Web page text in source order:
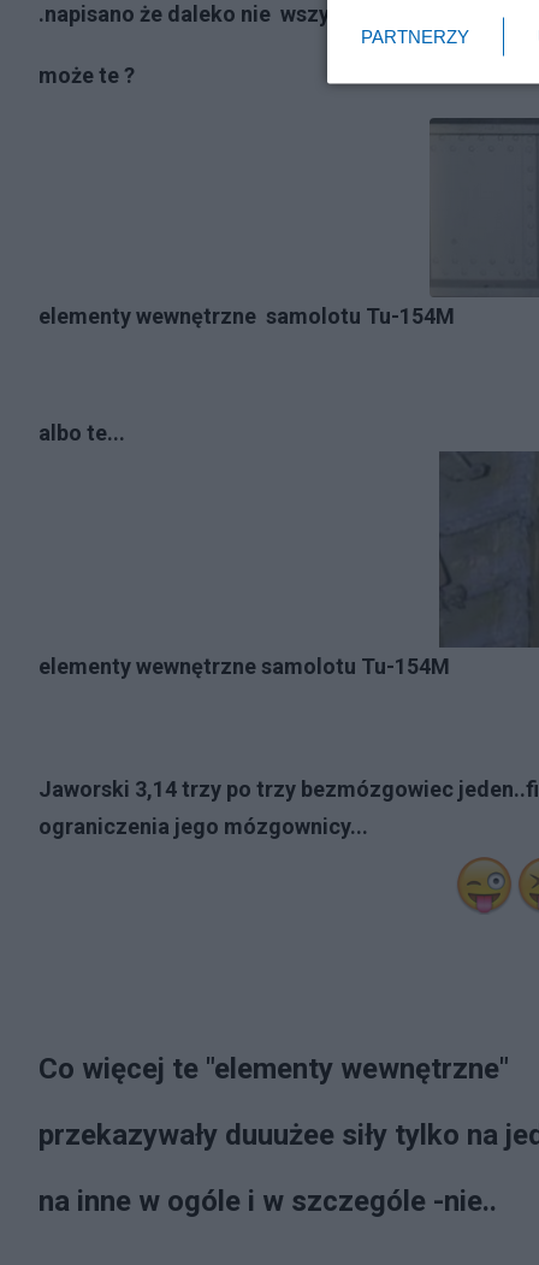
.napisano że daleko nie wszystkie - tylko włażnie
może te ?
elementy wewnętrzne samolotu Tu-154M
albo te...
elementy wewnętrzne samolotu Tu-154M
Jaworski 3,14 trzy po trzy bezmózgowiec
ograniczenia jego mózgownicy...
Co więcej te "elementy wewnętrzne"
przekazywały duuużee siły tylko na
na inne w ogóle i w szczególe -nie..
PARTNERZY